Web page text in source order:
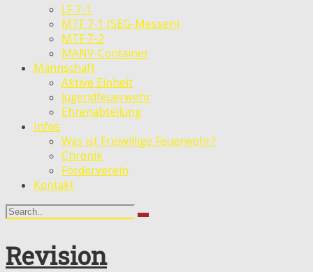
LF 7-1
MTF 7-1 (SEG-Messen)
MTF 7-2
MANV-Container
Mannschaft
Aktive Einheit
Jugendfeuerwehr
Ehrenabteilung
Infos
Was ist Freiwillige Feuerwehr?
Chronik
Förderverein
Kontakt
Revision